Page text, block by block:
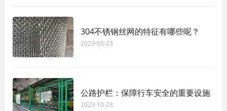
304不锈钢丝网的特征有哪些呢？
2023-05-23
公路护栏：保障行车安全的重要设施
2023-10-23